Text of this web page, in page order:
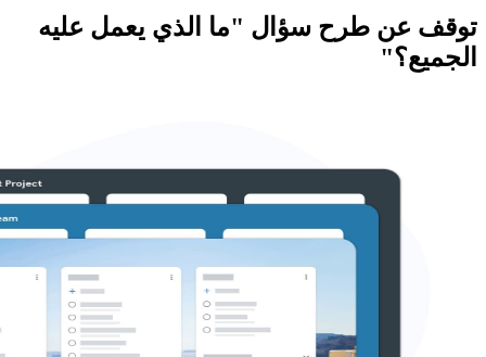
"ما الذي يعمل عليه